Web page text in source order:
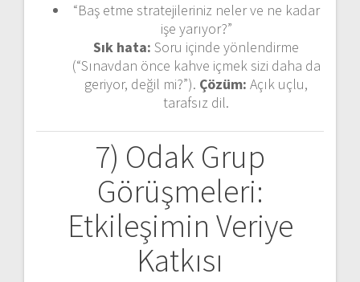
“Baş etme stratejileriniz neler ve ne kadar
işe yarıyor?”
Sık hata: Soru içinde yönlendirme
(“Sınavdan önce kahve içmek sizi daha da
geriyor, değil mi?”). Çözüm: Açık uçlu,
tarafsız dil.
7) Odak Grup
Görüşmeleri:
Etkileşimin Veriye
Katkısı